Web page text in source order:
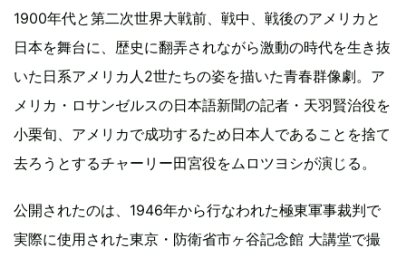
1900年代と第二次世界大戦前、戦中、戦後のアメリカと
日本を舞台に、歴史に翻弄されながら激動の時代を生き抜
いた日系アメリカ人2世たちの姿を描いた青春群像劇。ア
メリカ・ロサンゼルスの日本語新聞の記者・天羽賢治役を
小栗旬、アメリカで成功するため日本人であることを捨て
去ろうとするチャーリー田宮役をムロツヨシが演じる。
公開されたのは、1946年から行なわれた極東軍事裁判で
実際に使用された東京・防衛省市ヶ谷記念館 大講堂で撮